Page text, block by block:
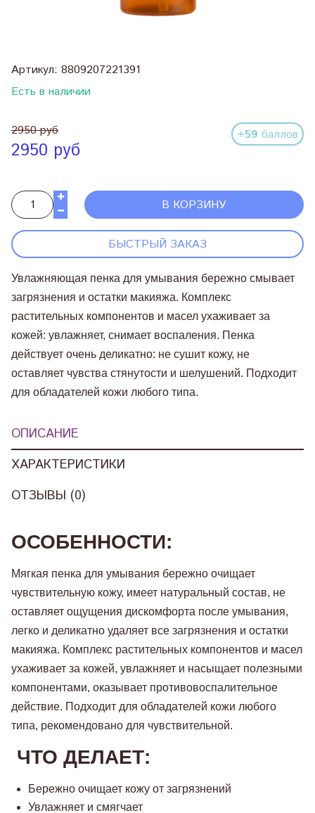
Артикул: 8809207221391
Есть в наличии
2950 руб
2950 руб
+59 баллов
В КОРЗИНУ
БЫСТРЫЙ ЗАКАЗ
Увлажняющая пенка для умывания бережно смывает
загрязнения и остатки макияжа. Комплекс
растительных компонентов и масел ухаживает за
кожей: увлажняет, снимает воспаления. Пенка
действует очень деликатно: не сушит кожу, не
оставляет чувства стянутости и шелушений. Подходит
для обладателей кожи любого типа.
ОПИСАНИЕ
ХАРАКТЕРИСТИКИ
ОТЗЫВЫ (0)
ОСОБЕННОСТИ:
Мягкая пенка для умывания бережно очищает
чувствительную кожу, имеет натуральный состав, не
оставляет ощущения дискомфорта после умывания,
легко и деликатно удаляет все загрязнения и остатки
макияжа. Комплекс растительных компонентов и масел
ухаживает за кожей, увлажняет и насыщает полезными
компонентами, оказывает противовоспалительное
действие. Подходит для обладателей кожи любого
типа, рекомендовано для чувствительной.
ЧТО ДЕЛАЕТ:
Бережно очищает кожу от загрязнений
Увлажняет и смягчает